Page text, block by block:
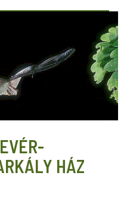
HÁZ